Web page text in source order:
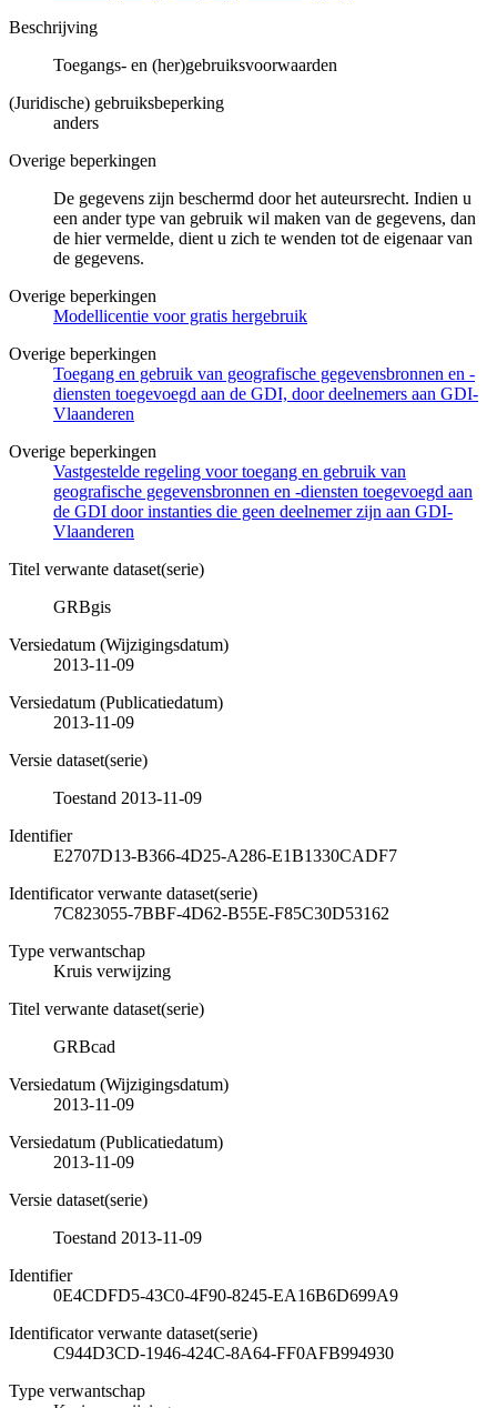
Beschrijving
Toegangs- en (her)gebruiksvoorwaarden
(Juridische) gebruiksbeperking
anders
Overige beperkingen
De gegevens zijn beschermd door het auteursrecht. Indien u
een ander type van gebruik wil maken van de gegevens, dan
de hier vermelde, dient u zich te wenden tot de eigenaar van
de gegevens.
Overige beperkingen
Modellicentie voor gratis hergebruik
Overige beperkingen
Toegang en gebruik van geografische gegevensbronnen en -
diensten toegevoegd aan de GDI, door deelnemers aan GDI-
Vlaanderen
Overige beperkingen
Vastgestelde regeling voor toegang en gebruik van
geografische gegevensbronnen en -diensten toegevoegd aan
de GDI door instanties die geen deelnemer zijn aan GDI-
Vlaanderen
Titel verwante dataset(serie)
GRBgis
Versiedatum (Wijzigingsdatum)
2013-11-09
Versiedatum (Publicatiedatum)
2013-11-09
Versie dataset(serie)
Toestand 2013-11-09
Identifier
E2707D13-B366-4D25-A286-E1B1330CADF7
Identificator verwante dataset(serie)
7C823055-7BBF-4D62-B55E-F85C30D53162
Type verwantschap
Kruis verwijzing
Titel verwante dataset(serie)
GRBcad
Versiedatum (Wijzigingsdatum)
2013-11-09
Versiedatum (Publicatiedatum)
2013-11-09
Versie dataset(serie)
Toestand 2013-11-09
Identifier
0E4CDFD5-43C0-4F90-8245-EA16B6D699A9
Identificator verwante dataset(serie)
C944D3CD-1946-424C-8A64-FF0AFB994930
Type verwantschap